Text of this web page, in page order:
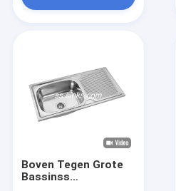
Boven Tegen Grote
Bassinss